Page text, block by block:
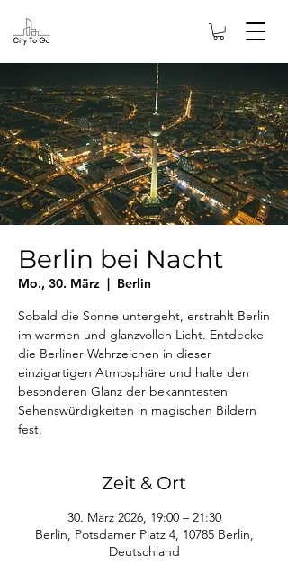
Berlin bei Nacht
Mo., 30. März
Berlin
Sobald die Sonne untergeht, erstrahlt Berlin
im warmen und glanzvollen Licht. Entdecke
die Berliner Wahrzeichen in dieser
einzigartigen Atmosphäre und halte den
besonderen Glanz der bekanntesten
Sehenswürdigkeiten in magischen Bildern
fest.
Zeit & Ort
30. März 2026, 19:00 – 21:30
Berlin, Potsdamer Platz 4, 10785 Berlin,
Deutschland